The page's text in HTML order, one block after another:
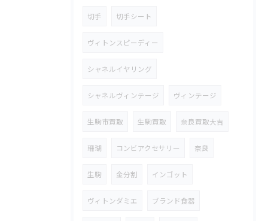
切手 切手シート
ヴィトンスピーディー
シャネルイヤリング
シャネルヴィンテージ ヴィンテージ
生駒市買取 生駒買取 奈良買取大吉
珊瑚 コンビアクセサリー 奈良
生駒 金分割 インゴット
ヴィトンダミエ ブランド食器